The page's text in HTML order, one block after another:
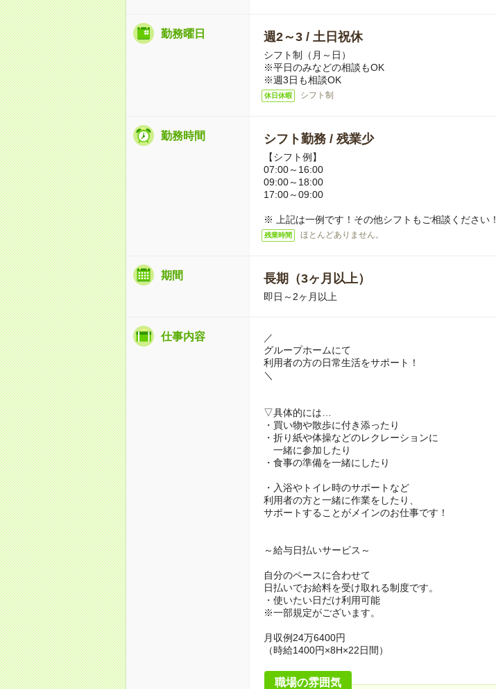
勤務曜日 週2～3 / 土日祝休
シフト制（月～日）
※平日のみなどの相談もOK
※週3日も相談OK
休日休暇 シフト制
勤務時間 シフト勤務 / 残業少
【シフト例】
07:00～16:00
09:00～18:00
17:00～09:00
※ 上記は一例です！その他シフトもご相談ください！
残業時間 ほとんどありません。
期間 長期（3ヶ月以上）
即日～2ヶ月以上
仕事内容
／
グループホームにて
利用者の方の日常生活をサポート！
＼
▽具体的には…
・買い物や散歩に付き添ったり
・折り紙や体操などのレクレーションに
一緒に参加したり
・食事の準備を一緒にしたり
・入浴やトイレ時のサポートなど
利用者の方と一緒に作業をしたり、
サポートすることがメインのお仕事です！
～給与日払いサービス～
自分のペースに合わせて
日払いでお給料を受け取れる制度です。
・使いたい日だけ利用可能
※一部規定がございます。
月収例24万6400円
（時給1400円×8H×22日間）
職場の雰囲気